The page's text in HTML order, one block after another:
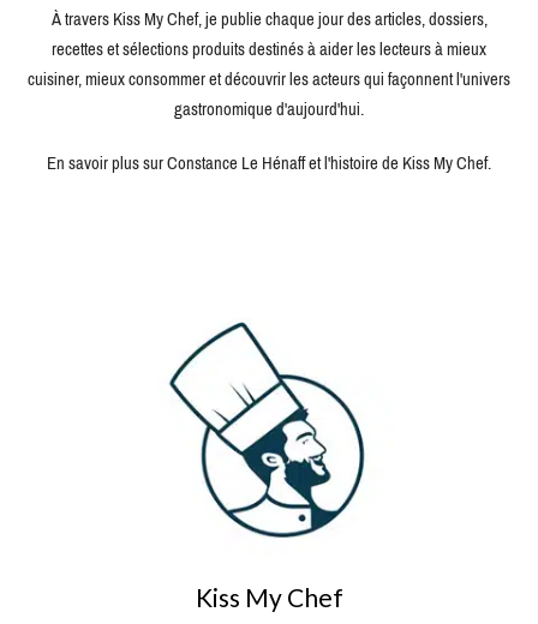
À travers Kiss My Chef, je publie chaque jour des articles, dossiers,
recettes et sélections produits destinés à aider les lecteurs à mieux
cuisiner, mieux consommer et découvrir les acteurs qui façonnent l'univers
gastronomique d'aujourd'hui.
En savoir plus sur Constance Le Hénaff et l'histoire de Kiss My Chef.
Kiss My Chef